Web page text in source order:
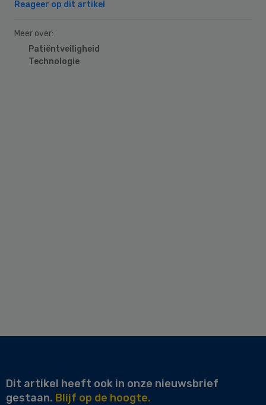
Reageer op dit artikel
Meer over:
Patiëntveiligheid
Technologie
Dit artikel heeft ook in onze nieuwsbrief
gestaan. Blijf op de hoogte.